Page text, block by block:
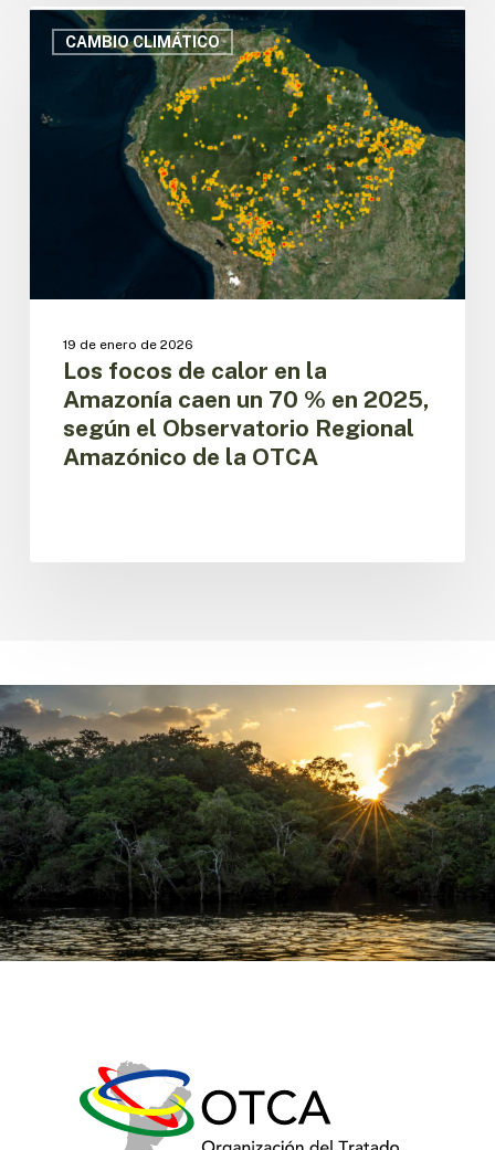
CAMBIO CLIMÁTICO
Los
focos
en
Observatorio
Regional
Amazónico
19 de enero de 2026
Los focos de calor en la
Amazonía caen un 70 % en 2025,
según el Observatorio Regional
Amazónico de la OTCA